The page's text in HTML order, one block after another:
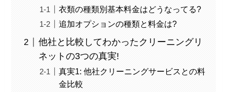
衣類の種類別基本料金はどうなってる?
追加オプションの種類と料金は?
他社と比較してわかったクリーニングリ
ネットの3つの真実!
真実1: 他社クリーニングサービスとの料
金比較